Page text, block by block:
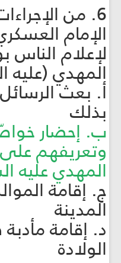
6. من
الإمام
لإعلام الناس
المهدي (عليه
أ. بعث
بذلك
ب. إحضار
وتعريفهم على
المهدي عليه
ج. إقامة
المدينة
د. إقامة
الولادة